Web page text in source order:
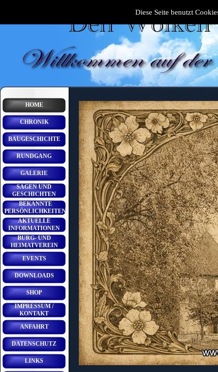
Diese Seite benutzt
HOME
CHRONIK
BAUGESCHICHTE
RUNDGANG
GALERIE
SAGEN UND
GESCHICHTEN
BEKANNTE
PERSÖNLICHKEITEN
AKTUELLE
INFORMATIONEN
BURG- UND
HEIMATVEREIN
EVENTS
DOWNLOADS
SHOP
IMPRESSUM /
KONTAKT
ANFAHRT
DATENSCHUTZ
LINKS